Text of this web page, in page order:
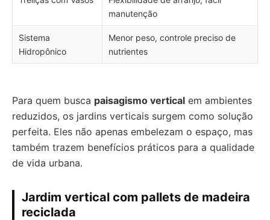
manutenção
Sistema
Hidropônico
Menor peso, controle preciso de
nutrientes
Para quem busca paisagismo vertical em ambientes
reduzidos, os jardins verticais surgem como solução
perfeita. Eles não apenas embelezam o espaço, mas
também trazem benefícios práticos para a qualidade
de vida urbana.
Jardim vertical com pallets de madeira
reciclada